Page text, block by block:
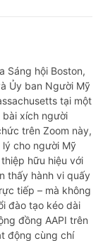
Sáng hội Boston,
Ủy ban Người Mỹ
tại một
bài xích người
trên Zoom này,
cho người Mỹ
hữu hiệu với
thấy hành vi quấy
tiếp – mà không
đào tạo kéo dài
đồng AAPI trên
động cùng chí